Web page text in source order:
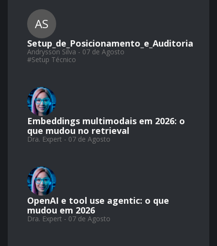
AS
Setup_de_Posicionamento_e_Auditoria
Andrysson Silva - 07 de Agosto
#Setup Técnico
Embeddings multimodais em 2026: o
que mudou no retrieval
Dra. Expert - 07 de Agosto
OpenAI e tool use agentic: o que
mudou em 2026
Dra. Expert - 07 de Agosto